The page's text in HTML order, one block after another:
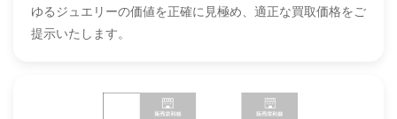
ゆるジュエリーの価値を正確に見極め、適正な買取価格をご
提示いたします。